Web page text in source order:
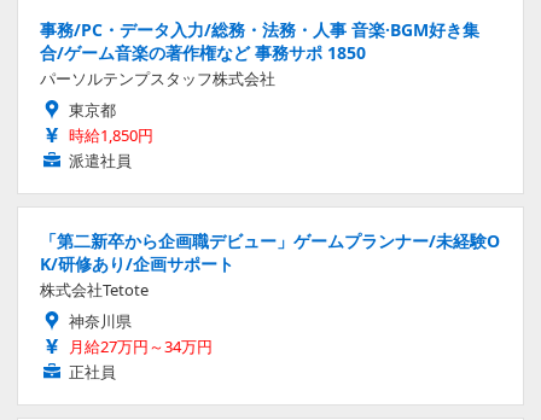
事務/PC・データ入力/総務・法務・人事 音楽·BGM好き集
合/ゲーム音楽の著作権など 事務サポ 1850
パーソルテンプスタッフ株式会社
東京都
時給1,850円
派遣社員
「第二新卒から企画職デビュー」ゲームプランナー/未経験O
K/研修あり/企画サポート
株式会社Tetote
神奈川県
月給27万円～34万円
正社員